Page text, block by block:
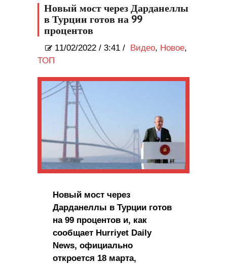
Новый мост через Дарданеллы
в Турции готов на 99
процентов
11/02/2022 / 3:41 / Видео, Новое,
ТОП
Новый мост через
Дарданеллы в Турции готов
на 99 процентов и, как
сообщает Hurriyet Daily
News, официально
откроется 18 марта,